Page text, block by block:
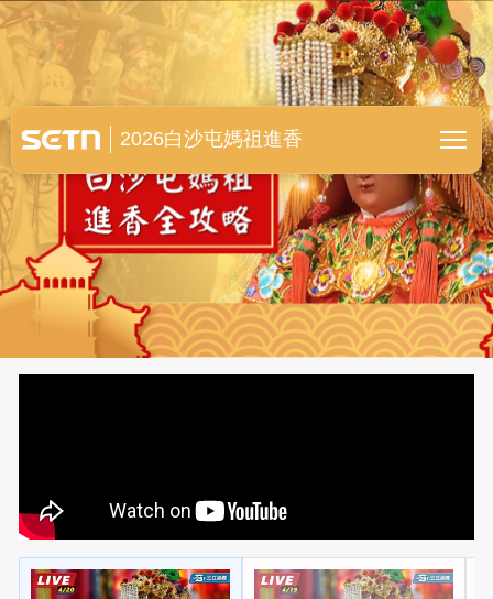
白沙屯媽祖進香全紀錄
2026白沙屯媽祖進香